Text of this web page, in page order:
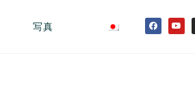
写真